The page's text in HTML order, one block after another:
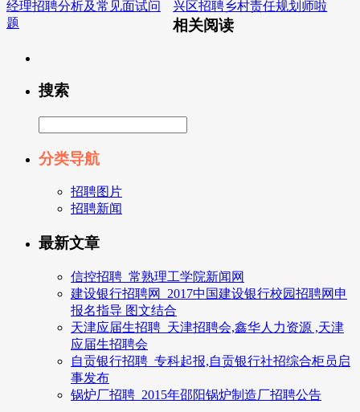
经理招聘分析及常见面试问
题
兴区招聘乡村责任规划师啦
相关阅读
搜索
分类导航
招聘图片
招聘新闻
最新文章
信控招聘_常熟理工学院新闻网
建设银行招聘网_2017中国建设银行校园招聘网申
报名指导 图文结合
天津应届生招聘_天津招聘会,鑫华人力资源 ,天津
应届生招聘会
自贡银行招聘_专科起报,自贡银行社招综合柜员启
事发布
锅炉厂招聘_2015年邵阳锅炉制造厂招聘公告